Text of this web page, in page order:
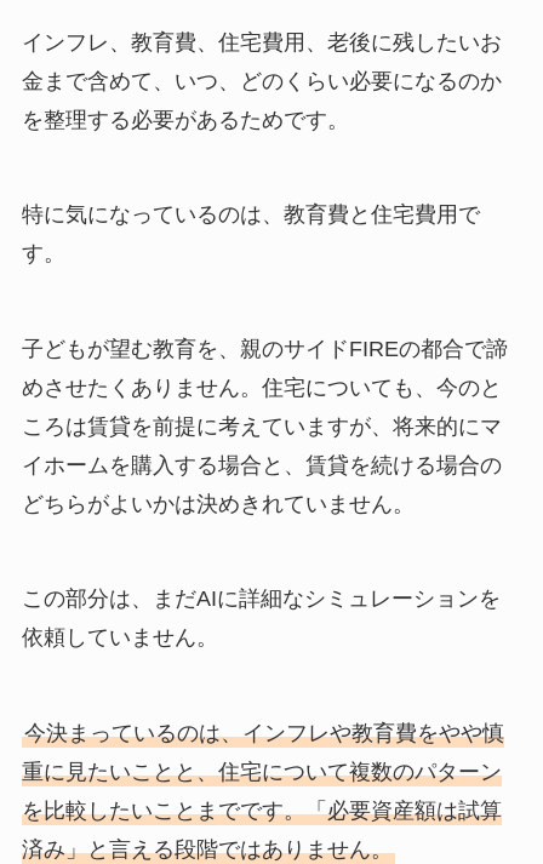
インフレ、教育費、住宅費用、老後に残したいお
金まで含めて、いつ、どのくらい必要になるのか
を整理する必要があるためです。
特に気になっているのは、教育費と住宅費用で
す。
子どもが望む教育を、親のサイドFIREの都合で諦
めさせたくありません。住宅についても、今のと
ころは賃貸を前提に考えていますが、将来的にマ
イホームを購入する場合と、賃貸を続ける場合の
どちらがよいかは決めきれていません。
この部分は、まだAIに詳細なシミュレーションを
依頼していません。
今決まっているのは、インフレや教育費をやや慎
重に見たいことと、住宅について複数のパターン
を比較したいことまでです。「必要資産額は試算
済み」と言える段階ではありません。